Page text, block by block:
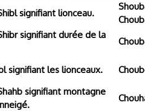
signifiant lionceau.
signifiant durée de la
signifiant les lionceaux.
signifiant montagne